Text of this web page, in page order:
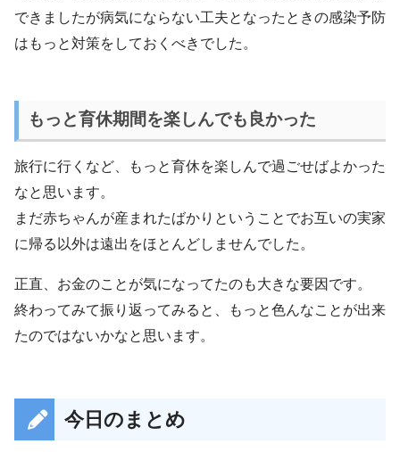
できましたが病気にならない工夫となったときの感染予防
はもっと対策をしておくべきでした。
もっと育休期間を楽しんでも良かった
旅行に行くなど、もっと育休を楽しんで過ごせばよかった
なと思います。
まだ赤ちゃんが産まれたばかりということでお互いの実家
に帰る以外は遠出をほとんどしませんでした。
正直、お金のことが気になってたのも大きな要因です。
終わってみて振り返ってみると、もっと色んなことが出来
たのではないかなと思います。
今日のまとめ